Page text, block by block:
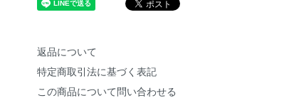
返品について
特定商取引法に基づく表記
この商品について問い合わせる